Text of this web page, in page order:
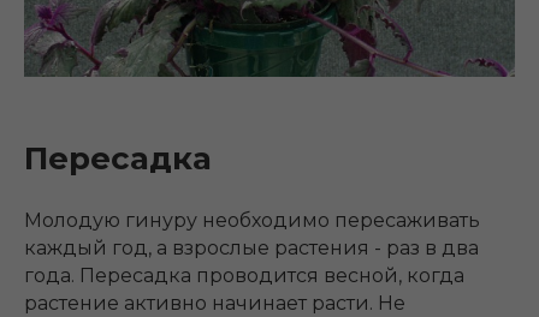
Пересадка
Молодую гинуру необходимо пересаживать
каждый год, а взрослые растения - раз в два
года. Пересадка проводится весной, когда
растение активно начинает расти. Не